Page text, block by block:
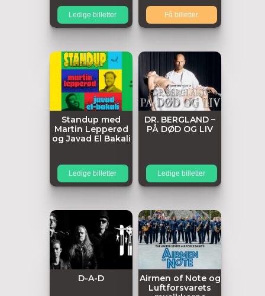
Ledige billetter Få billetter
Standup med
Martin Lepperød
og Javad El Bakali
Ledige billetter
DR. BERGLAND –
PÅ DØD OG LIV
Ledige billetter
D-A-D
Airmen of Note og
Luftforsvarets